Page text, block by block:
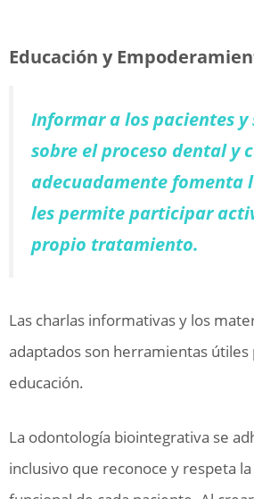
Educación y
Informar a los pacientes
sobre el proceso dental y
adecuadamente fomenta
les permite participar
propio tratamiento.
Las charlas informativas y los
adaptados son herramientas útiles
educación.
La odontología biointegrativa se
inclusivo que reconoce y respeta